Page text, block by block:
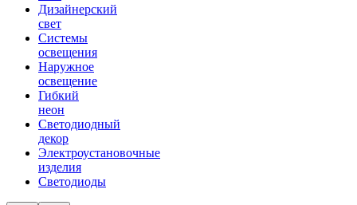
Дизайнерский
свет
Системы
освещения
Наружное
освещение
Гибкий
неон
Светодиодный
декор
Электроустановочные
изделия
Светодиоды